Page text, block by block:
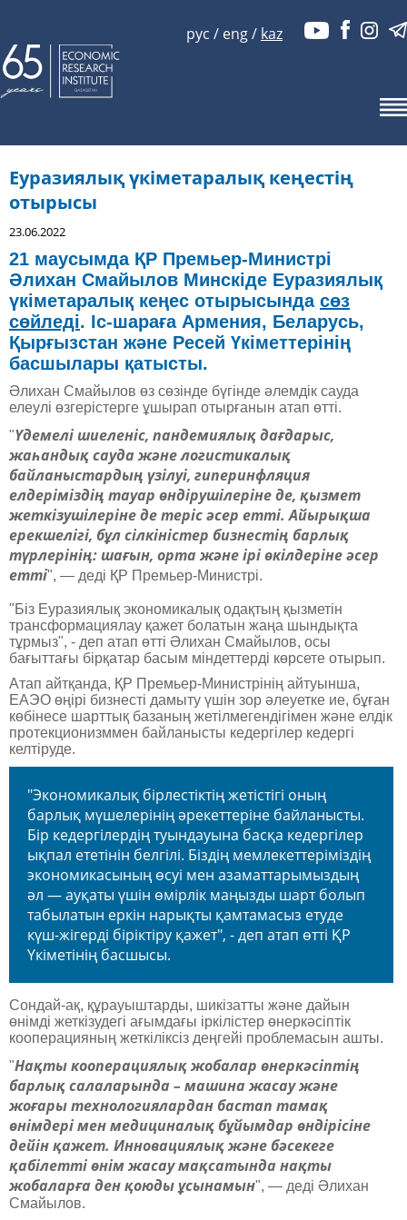
рус / eng/ kaz
Еуразиялық үкіметаралық кеңестің
отырысы
23.06.2022
21 маусымда ҚР Премьер-Министрі
Әлихан Смайылов Минскіде Еуразиялық
үкіметаралық кеңес отырысында сөз
сөйледі. Іс-шараға Армения, Беларусь,
Қырғызстан және Ресей Үкіметтерінің
басшылары қатысты.
Әлихан Смайылов өз сөзінде бүгінде әлемдік сауда
елеулі өзгерістерге ұшырап отырғанын атап өтті.
"Үдемелі шиеленіс, пандемиялық дағдарыс,
жаһандық сауда және логистикалық
байланыстардың үзілуі, гиперинфляция
елдеріміздің тауар өндірушілеріне де, қызмет
жеткізушілеріне де теріс әсер етті. Айырықша
ерекшелігі, бұл сілкіністер бизнестің барлық
түрлерінің: шағын, орта және ірі өкілдеріне әсер
етті", — деді ҚР Премьер-Министрі.
"Біз Еуразиялық экономикалық одақтың қызметін
трансформациялау қажет болатын жаңа шындықта
тұрмыз", - деп атап өтті Әлихан Смайылов, осы
бағыттағы бірқатар басым міндеттерді көрсете отырып.
Атап айтқанда, ҚР Премьер-Министрінің айтуынша,
ЕАЭО өңірі бизнесті дамыту үшін зор әлеуетке ие, бұған
көбінесе шарттық базаның жетілмегендігімен және елдік
протекционизммен байланысты кедергілер кедергі
келтіруде.
"Экономикалық бірлестіктің жетістігі оның
барлық мүшелерінің әрекеттеріне байланысты.
Бір кедергілердің туындауына басқа кедергілер
ықпал ететінін белгілі. Біздің мемлекеттеріміздің
экономикасының өсуі мен азаматтарымыздың
әл — ауқаты үшін өмірлік маңызды шарт болып
табылатын еркін нарықты қамтамасыз етуде
күш-жігерді біріктіру қажет", - деп атап өтті ҚР
Үкіметінің басшысы.
Сондай-ақ, құрауыштарды, шикізатты және дайын
өнімді жеткізудегі ағымдағы іркілістер өнеркәсіптік
кооперацияның жеткіліксіз деңгейі проблемасын ашты.
"Нақты кооперациялық жобалар өнеркәсіптің
барлық салаларында – машина жасау және
жоғары технологиялардан бастап тамақ
өнімдері мен медициналық бұйымдар өндірісіне
дейін қажет. Инновациялық және бәсекеге
қабілетті өнім жасау мақсатында нақты
жобаларға ден қоюды ұсынамын", — деді Әлихан
Смайылов.